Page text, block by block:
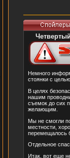
Немного
стоянки с
В целях
нашим
съемок до сих
желающим.
Мы не смогли
местности,
перемещалось
Отдельное
Итак, вот еще